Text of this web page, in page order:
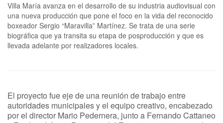
Villa María avanza en el desarrollo de su industria audiovisual con
una nueva producción que pone el foco en la vida del reconocido
boxeador Sergio “Maravilla” Martínez. Se trata de una serie
biográfica que ya transita su etapa de posproducción y que es
llevada adelante por realizadores locales.
El proyecto fue eje de una reunión de trabajo entre
autoridades municipales y el equipo creativo, encabezado
por el director Mario Pedernera, junto a Fernando Cattaneo